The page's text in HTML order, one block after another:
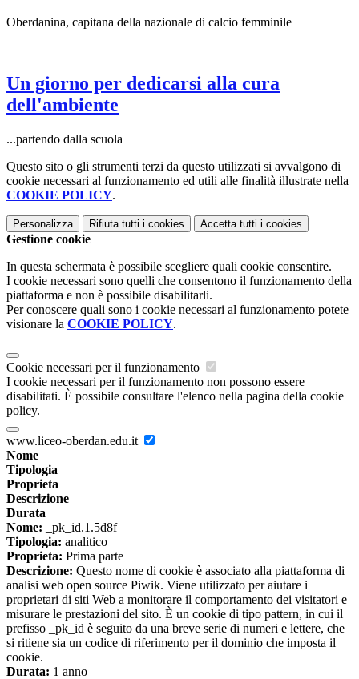
Oberdanina, capitana della nazionale di calcio femminile
Un giorno per dedicarsi alla cura
dell'ambiente
...partendo dalla scuola
Questo sito o gli strumenti terzi da questo utilizzati si avvalgono di
cookie necessari al funzionamento ed utili alle finalità illustrate nella
COOKIE POLICY.
Personalizza Rifiuta tutti i cookies Accetta tutti i cookies
Gestione cookie
In questa schermata è possibile scegliere quali cookie consentire.
I cookie necessari sono quelli che consentono il funzionamento della
piattaforma e non è possibile disabilitarli.
Per conoscere quali sono i cookie necessari al funzionamento potete
visionare la COOKIE POLICY.
Cookie necessari per il funzionamento
I cookie necessari per il funzionamento non possono essere
disabilitati. È possibile consultare l'elenco nella pagina della cookie
policy.
www.liceo-oberdan.edu.it
Nome
Tipologia
Proprieta
Descrizione
Durata
Nome: _pk_id.1.5d8f
Tipologia: analitico
Proprieta: Prima parte
Descrizione: Questo nome di cookie è associato alla piattaforma di
analisi web open source Piwik. Viene utilizzato per aiutare i
proprietari di siti Web a monitorare il comportamento dei visitatori e
misurare le prestazioni del sito. È un cookie di tipo pattern, in cui il
prefisso _pk_id è seguito da una breve serie di numeri e lettere, che
si ritiene sia un codice di riferimento per il dominio che imposta il
cookie.
Durata: 1 anno